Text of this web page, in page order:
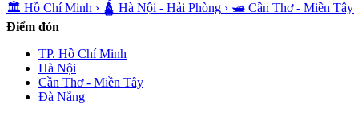
🏛️ Hồ Chí Minh › 🛕 Hà Nội - Hải Phòng › 🛥️ Cần Thơ - Miền Tây
Điểm đón
TP. Hồ Chí Minh
Hà Nội
Cần Thơ - Miền Tây
Đà Nẵng